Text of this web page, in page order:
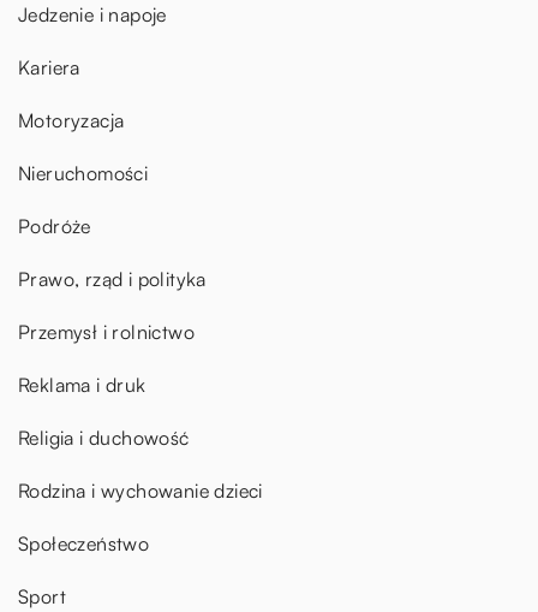
Jedzenie i napoje
Kariera
Motoryzacja
Nieruchomości
Podróże
Prawo, rząd i polityka
Przemysł i rolnictwo
Reklama i druk
Religia i duchowość
Rodzina i wychowanie dzieci
Społeczeństwo
Sport